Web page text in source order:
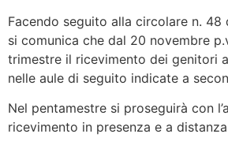
Facendo seguito alla circolare n. 48
si comunica che dal 20 novembre
trimestre il ricevimento dei genitori
nelle aule di seguito indicate a
Nel pentamestre si proseguirà con
ricevimento in presenza e a